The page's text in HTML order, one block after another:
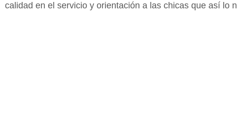
calidad en el servicio y orientación a las chicas que así lo